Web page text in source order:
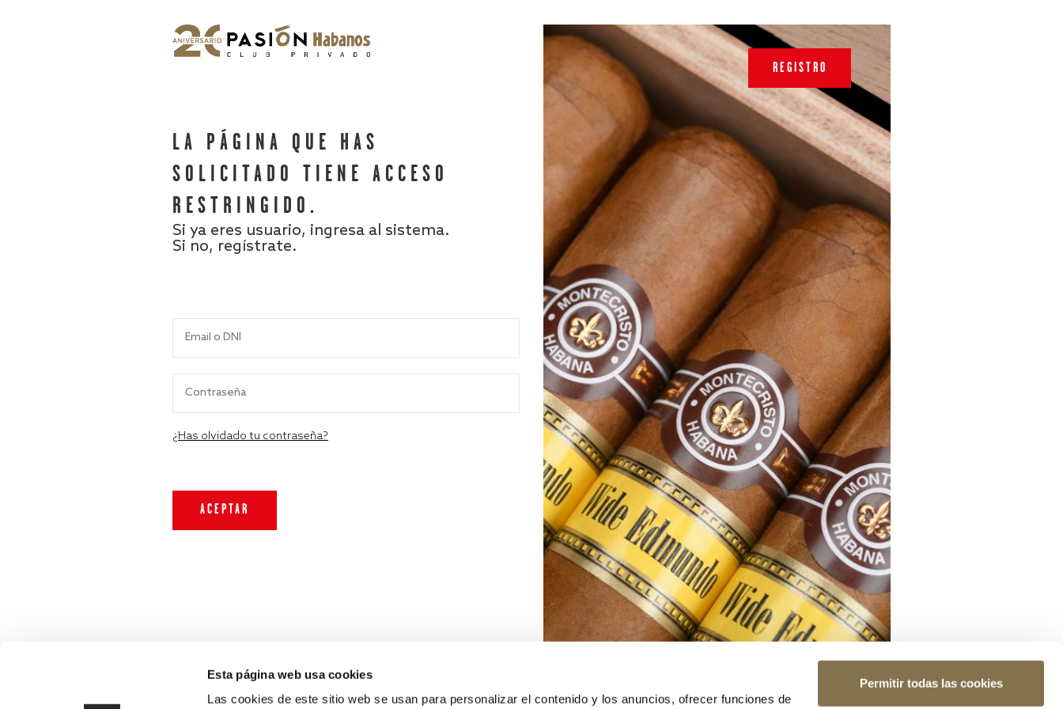
Esta página web usa cookies
Las cookies de este sitio web se usan para personalizar el contenido y los anuncios, ofrecer funciones de
Permitir todas las cookies
LA PÁGINA QUE HAS
SOLICITADO TIENE ACCESO
RESTRINGIDO.
Si ya eres usuario, ingresa al sistema.
Si no, regístrate.
¿Has olvidado tu contraseña?
REGISTRO